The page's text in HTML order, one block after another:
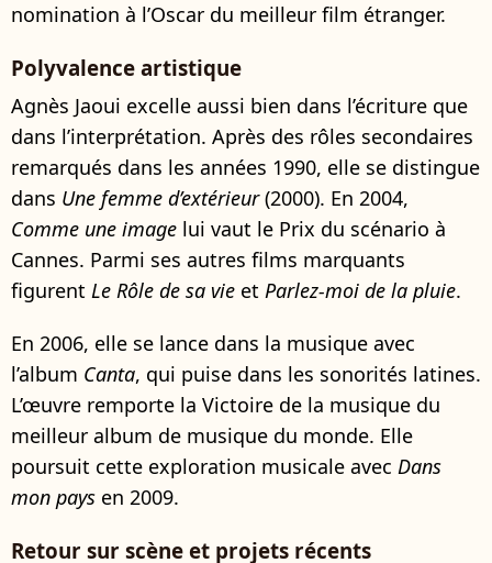
nomination à l’Oscar du meilleur film étranger.
Polyvalence artistique
Agnès Jaoui excelle aussi bien dans l’écriture que
dans l’interprétation. Après des rôles secondaires
remarqués dans les années 1990, elle se distingue
dans Une femme d’extérieur(2000). En 2004,
Comme une image lui vaut le Prix du scénario à
Cannes. Parmi ses autres films marquants
figurent Le Rôle de sa vie et Parlez-moi de la pluie.
En 2006, elle se lance dans la musique avec
l’album Canta, qui puise dans les sonorités latines.
L’œuvre remporte la Victoire de la musique du
meilleur album de musique du monde. Elle
poursuit cette exploration musicale avec Dans
mon pays en 2009.
Retour sur scène et projets récents